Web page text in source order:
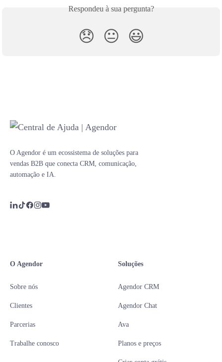
Respondeu à sua pergunta?
😞 😐 😃
O Agendor é um ecossistema de soluções para
vendas B2B que conecta CRM, comunicação,
automação e IA.
O Agendor
Sobre nós
Clientes
Parcerias
Trabalhe conosco
Soluções
Agendor CRM
Agendor Chat
Ava
Planos e preços